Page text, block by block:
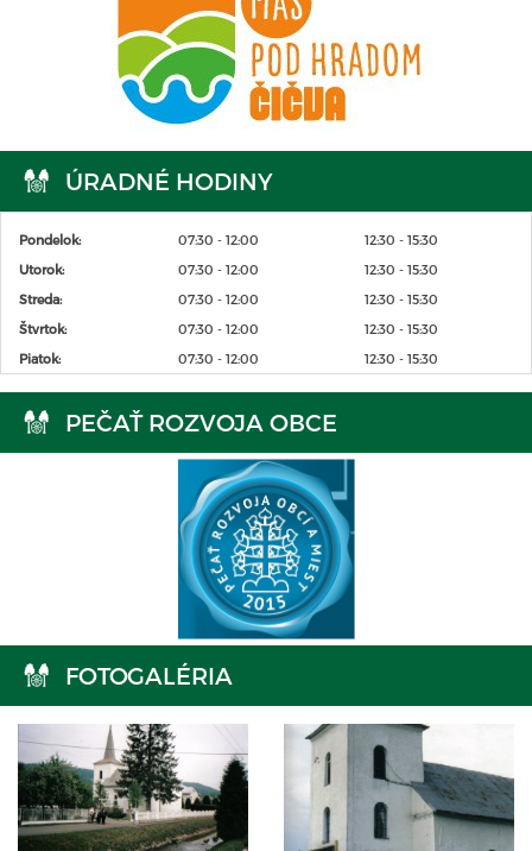
ÚRADNÉ HODINY
Pondelok: 07:30 - 12:00
12:30 - 15:30
Utorok:
07:30 - 12:00
12:30 - 15:30
Streda:
07:30 - 12:00
12:30 - 15:30
Štvrtok:
07:30 - 12:00
12:30 - 15:30
Piatok:
07:30 - 12:00 12:30 - 15:30
PEČAŤ ROZVOJA OBCE
FOTOGALÉRIA